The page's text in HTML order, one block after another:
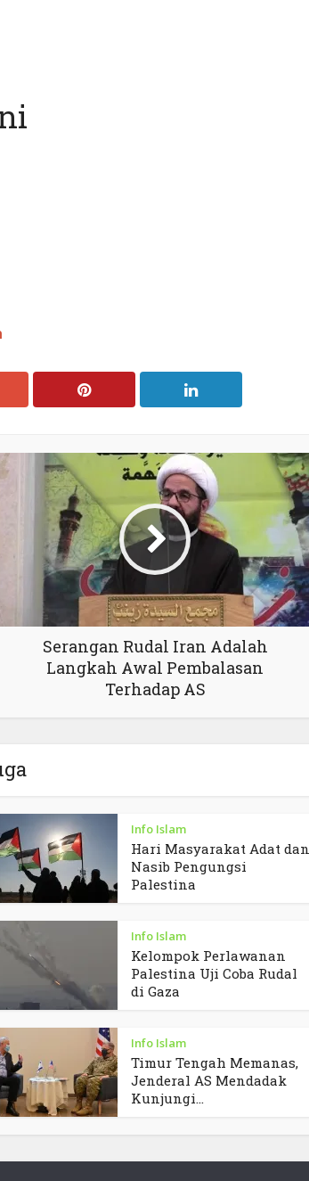
Serangan Rudal Iran Adalah
Langkah Awal Pembalasan
Terhadap AS
Info Islam
Hari Masyarakat Adat dan
Nasib Pengungsi
Palestina
Info Islam
Kelompok Perlawanan
Palestina Uji Coba Rudal
di Gaza
Info Islam
Timur Tengah Memanas,
Jenderal AS Mendadak
Kunjungi...